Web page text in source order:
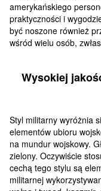
amerykańskiego
praktyczności i
być noszone również
wśród wielu osób,
Wysokiej
Styl militarny wyróżnia
elementów ubioru
na mundur wojskowy.
zielony. Oczywiście
cechą tego stylu są
militarnej